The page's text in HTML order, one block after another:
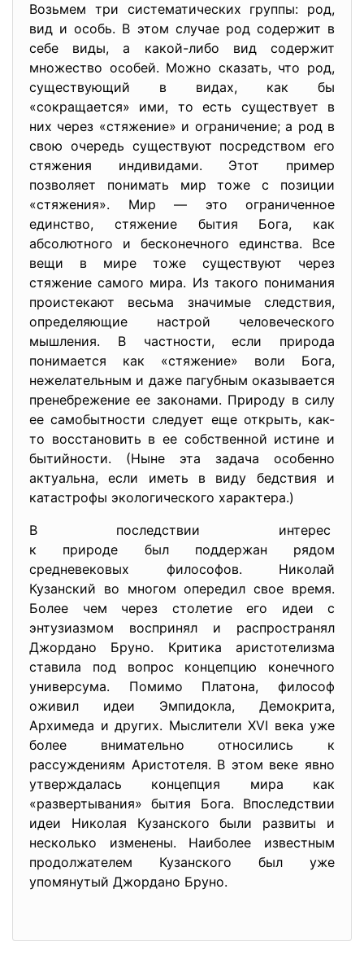
Возьмем три систематических группы: род,
вид и особь. В этом случае род содержит в
себе виды, а какой-либо вид содержит
множество особей. Можно сказать, что род,
существующий в видах, как бы
«сокращается» ими, то есть существует в
них через «стяжение» и ограничение; а род в
свою очередь существуют посредством его
стяжения индивидами. Этот пример
позволяет понимать мир тоже с позиции
«стяжения». Мир — это ограниченное
единство, стяжение бытия Бога, как
абсолютного и бесконечного единства. Все
вещи в мире тоже существуют через
стяжение самого мира. Из такого понимания
проистекают весьма значимые следствия,
определяющие настрой человеческого
мышления. В частности, если природа
понимается как «стяжение» воли Бога,
нежелательным и даже пагубным оказывается
пренебрежение ее законами. Природу в силу
ее самобытности следует еще открыть, как-
то восстановить в ее собственной истине и
бытийности. (Ныне эта задача особенно
актуальна, если иметь в виду бедствия и
катастрофы экологического характера.)
В последствии интерес
к природе был поддержан рядом
средневековых философов. Николай
Кузанский во многом опередил свое время.
Более чем через столетие его идеи с
энтузиазмом воспринял и распространял
Джордано Бруно. Критика аристотелизма
ставила под вопрос концепцию конечного
универсума. Помимо Платона, философ
оживил идеи Эмпидокла, Демокрита,
Архимеда и других. Мыслители XVI века уже
более внимательно относились к
рассуждениям Аристотеля. В этом веке явно
утверждалась концепция мира как
«развертывания» бытия Бога. Впоследствии
идеи Николая Кузанского были развиты и
несколько изменены. Наиболее известным
продолжателем Кузанского был уже
упомянутый Джордано Бруно.